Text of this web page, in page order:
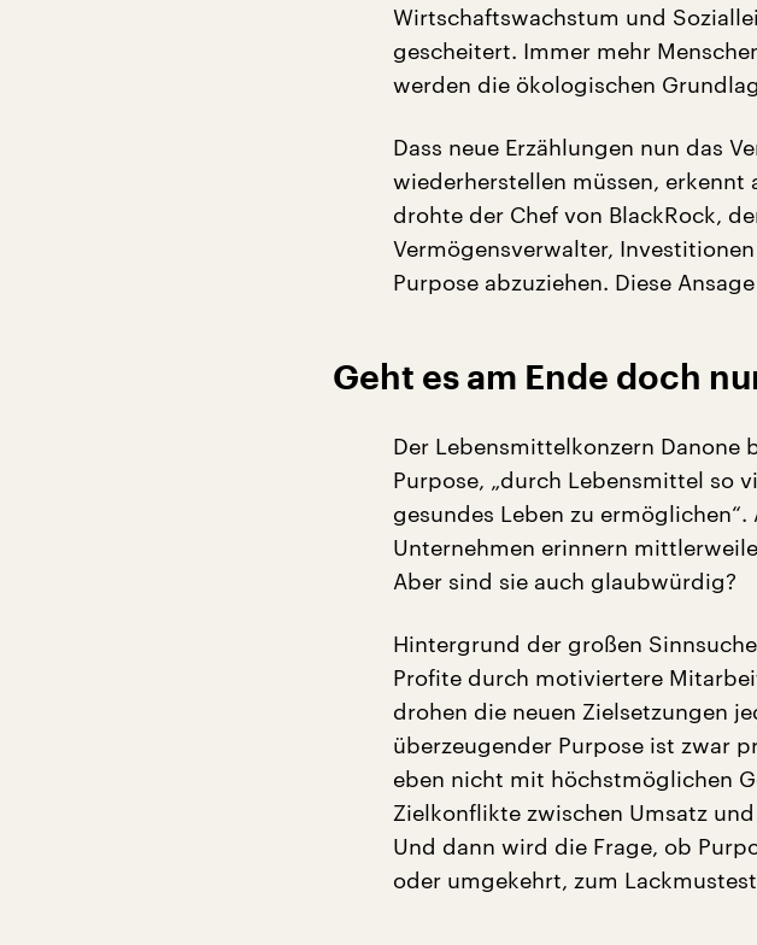
Wirtschaftswachstum und
gescheitert. Immer mehr
werden die ökologischen
Dass neue Erzählungen nun das
wiederherstellen müssen, erkennt
drohte der Chef von BlackRock,
Vermögensverwalter,
Purpose abzuziehen. Diese
Geht es am Ende doch
Der Lebensmittelkonzern Danone
Purpose, „durch Lebensmittel so
gesundes Leben zu
Unternehmen erinnern
Aber sind sie auch glaubwürdig?
Hintergrund der großen
Profite durch motiviertere
drohen die neuen Zielsetzungen
überzeugender Purpose ist zwar
eben nicht mit höchstmöglichen
Zielkonflikte zwischen Umsatz
Und dann wird die Frage, ob
oder umgekehrt, zum